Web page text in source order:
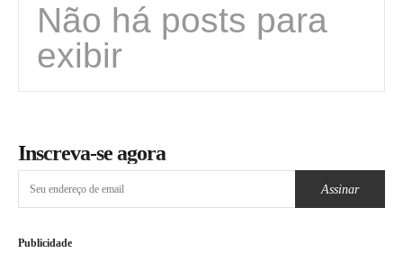
Não há posts para
exibir
Inscreva-se agora
Assinar
Publicidade